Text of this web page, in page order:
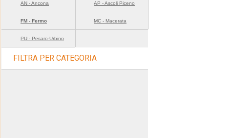
AN - Ancona AP - Ascoli Piceno
FM - Fermo MC - Macerata
PU - Pesaro-Urbino
FILTRA PER CATEGORIA